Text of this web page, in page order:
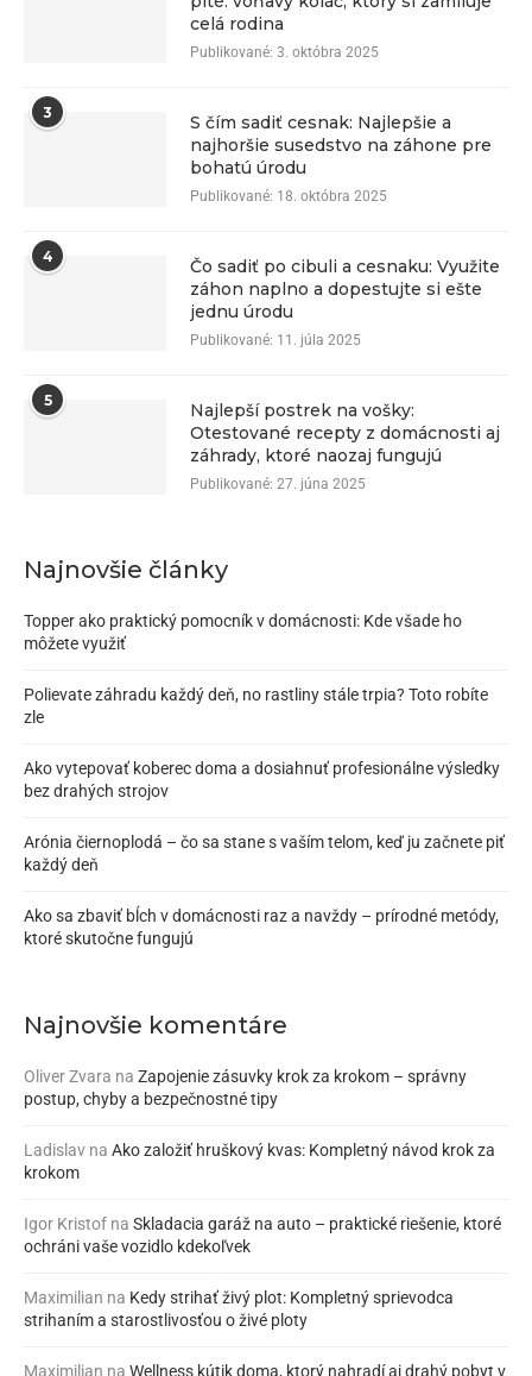
celá rodina
Publikované: 3. októbra 2025
3
S čím sadiť cesnak: Najlepšie a
najhoršie susedstvo na záhone pre
bohatú úrodu
Publikované: 18. októbra 2025
4
Čo sadiť po cibuli a cesnaku: Využite
záhon naplno a dopestujte si ešte
jednu úrodu
Publikované: 11. júla 2025
5
Najlepší postrek na vošky:
Otestované recepty z domácnosti aj
záhrady, ktoré naozaj fungujú
Publikované: 27. júna 2025
Najnovšie články
Topper ako praktický pomocník v domácnosti: Kde všade ho
môžete využiť
Polievate záhradu každý deň, no rastliny stále trpia? Toto robíte
zle
Ako vytepovať koberec doma a dosiahnuť profesionálne výsledky
bez drahých strojov
Arónia čiernoplodá – čo sa stane s vaším telom, keď ju začnete piť
každý deň
Ako sa zbaviť bĺch v domácnosti raz a navždy – prírodné metódy,
ktoré skutočne fungujú
Najnovšie komentáre
Oliver Zvara na Zapojenie zásuvky krok za krokom – správny
postup, chyby a bezpečnostné tipy
Ladislav na Ako založiť hruškový kvas: Kompletný návod krok za
krokom
Igor Kristof na Skladacia garáž na auto – praktické riešenie, ktoré
ochráni vaše vozidlo kdekoľvek
Maximilian na Kedy strihať živý plot: Kompletný sprievodca
strihaním a starostlivosťou o živé ploty
Maximilian na Wellness kútik doma, ktorý nahradí aj drahý pobyt v